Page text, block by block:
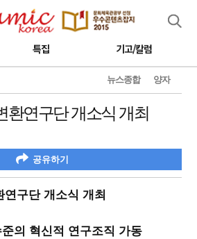
특집 기고/칼럼
뉴스종합 양자
환연구단 개소식 개최
공유하기
구단 개소식 개최
의 혁신적 연구조직 가동
검색